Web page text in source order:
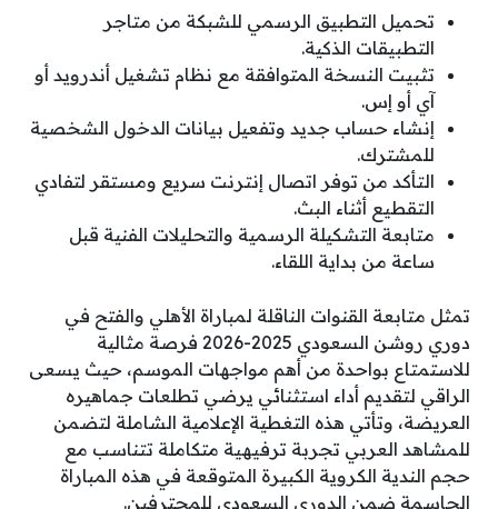
تحميل التطبيق الرسمي للشبكة من متاجر
التطبيقات الذكية.
تثبيت النسخة المتوافقة مع نظام تشغيل أندرويد أو
آي أو إس.
إنشاء حساب جديد وتفعيل بيانات الدخول الشخصية
للمشترك.
التأكد من توفر اتصال إنترنت سريع ومستقر لتفادي
التقطيع أثناء البث.
متابعة التشكيلة الرسمية والتحليلات الفنية قبل
ساعة من بداية اللقاء.
تمثل متابعة القنوات الناقلة لمباراة الأهلي والفتح في
دوري روشن السعودي 2025-2026 فرصة مثالية
للاستمتاع بواحدة من أهم مواجهات الموسم، حيث يسعى
الراقي لتقديم أداء استثنائي يرضي تطلعات جماهيره
العريضة، وتأتي هذه التغطية الإعلامية الشاملة لتضمن
للمشاهد العربي تجربة ترفيهية متكاملة تتناسب مع
حجم الندية الكروية الكبيرة المتوقعة في هذه المباراة
الحاسمة ضمن الدوري السعودي للمحترفين.